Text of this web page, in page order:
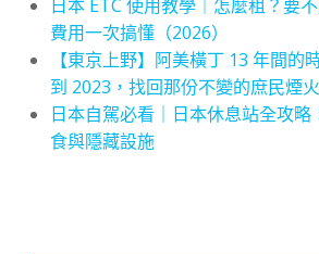
日本 ETC 使用教學｜怎麼租？要
費用一次搞懂（2026）
【東京上野】阿美橫丁 13 年間的
到 2023，找回那份不變的庶民煙
日本自駕必看｜日本休息站全攻略
食與隱藏設施